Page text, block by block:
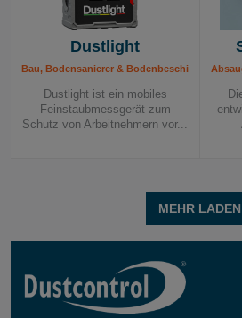
Dustlight
Bau, Bodensanierer & Bodenbeschichtung,
Dustlight ist ein mobiles
Feinstaubmessgerät zum
Schutz von Arbeitnehmern vor...
MEHR LADEN